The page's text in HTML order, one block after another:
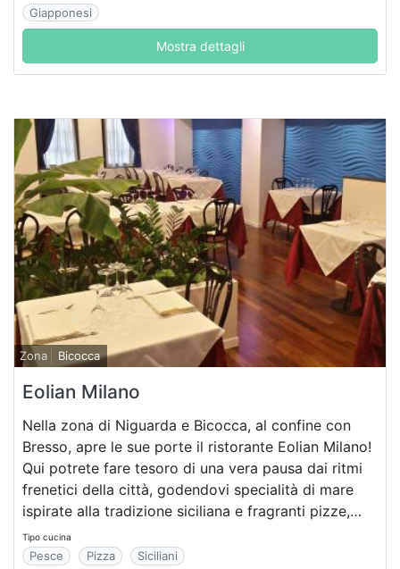
Giapponesi
Mostra dettagli
Zona Bicocca
Eolian Milano
Nella zona di Niguarda e Bicocca, al confine con
Bresso, apre le sue porte il ristorante Eolian Milano!
Qui potrete fare tesoro di una vera pausa dai ritmi
frenetici della città, godendovi specialità di mare
ispirate alla tradizione siciliana e fragranti pizze,
cotte nel forno a legna.
Tipo cucina
Pesce Pizza Siciliani